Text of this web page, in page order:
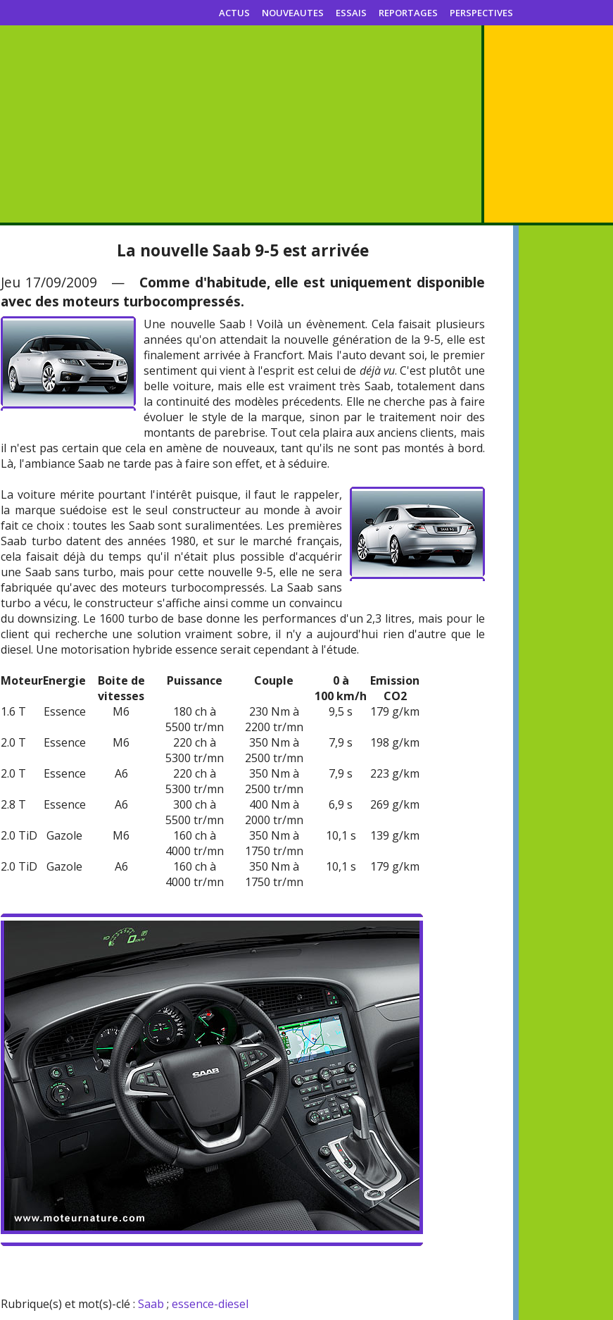
ACTUS NOUVEAUTES ESSAIS REPORTAGES PERSPECTIVES
La nouvelle Saab 9-5 est arrivée
Jeu 17/09/2009 — Comme d'habitude, elle est uniquement disponible
avec des moteurs turbocompressés.
Une nouvelle Saab ! Voilà un évènement. Cela faisait plusieurs
années qu'on attendait la nouvelle génération de la 9-5, elle est
finalement arrivée à Francfort. Mais l'auto devant soi, le premier
sentiment qui vient à l'esprit est celui de déjà vu. C'est plutôt une
belle voiture, mais elle est vraiment très Saab, totalement dans
la continuité des modèles précedents. Elle ne cherche pas à faire
évoluer le style de la marque, sinon par le traitement noir des
montants de parebrise. Tout cela plaira aux anciens clients, mais
il n'est pas certain que cela en amène de nouveaux, tant qu'ils ne sont pas montés à bord.
Là, l'ambiance Saab ne tarde pas à faire son effet, et à séduire.
La voiture mérite pourtant l'intérêt puisque, il faut le rappeler,
la marque suédoise est le seul constructeur au monde à avoir
fait ce choix : toutes les Saab sont suralimentées. Les premières
Saab turbo datent des années 1980, et sur le marché français,
cela faisait déjà du temps qu'il n'était plus possible d'acquérir
une Saab sans turbo, mais pour cette nouvelle 9-5, elle ne sera
fabriquée qu'avec des moteurs turbocompressés. La Saab sans
turbo a vécu, le constructeur s'affiche ainsi comme un convaincu
du downsizing. Le 1600 turbo de base donne les performances d'un 2,3 litres, mais pour le
client qui recherche une solution vraiment sobre, il n'y a aujourd'hui rien d'autre que le
diesel. Une motorisation hybride essence serait cependant à l'étude.
MoteurEnergie
Boite de
vitesses
Puissance Couple
0 à
100 km/h
Emission
CO2
1.6 T
Essence M6
180 ch à
5500 tr/mn
230 Nm à
2200 tr/mn
9,5 s
179 g/km
2.0 T
Essence M6
220 ch à
5300 tr/mn
350 Nm à
2500 tr/mn
7,9 s
198 g/km
2.0 T
Essence A6
220 ch à
5300 tr/mn
350 Nm à
2500 tr/mn
7,9 s
223 g/km
2.8 T
Essence A6
300 ch à
5500 tr/mn
400 Nm à
2000 tr/mn
6,9 s
269 g/km
2.0 TiD
Gazole M6
160 ch à
4000 tr/mn
350 Nm à
1750 tr/mn
10,1 s
139 g/km
2.0 TiD
Gazole A6
160 ch à
4000 tr/mn
350 Nm à
1750 tr/mn
10,1 s 179 g/km
Rubrique(s) et mot(s)-clé :Saab ;essence-diesel